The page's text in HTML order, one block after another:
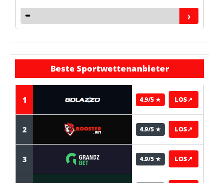
›
Beste Sportwettenanbieter
1 4.9/5 ★ LOS↗
2 4.9/5 ★ LOS↗
3 4.9/5 ★ LOS↗